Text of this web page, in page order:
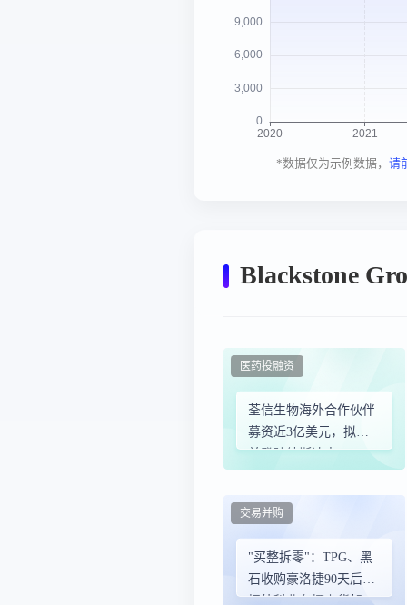
*数据仅为示例数据， 请
Blackstone
荃信生物海外合作伙伴
募资近3亿美元，拟合
并登陆纳斯达克
医药投融资
"买整拆零"：TPG、黑
石收购豪洛捷90天后，
把外科业务摆上货架
交易并购